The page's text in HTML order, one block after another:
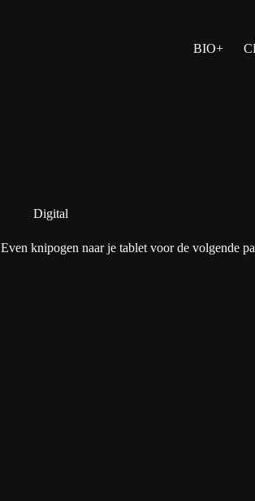
BIO+
Digital
Even knipogen naar je tablet voor de volgende